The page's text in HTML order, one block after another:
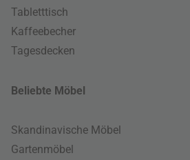
Tabletttisch
Kaffeebecher
Tagesdecken
Beliebte Möbel
Skandinavische Möbel
Gartenmöbel